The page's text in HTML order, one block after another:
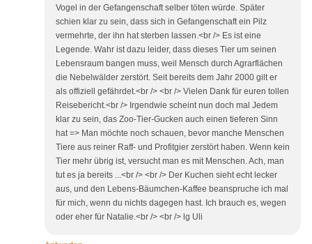
Vogel in der Gefangenschaft selber töten würde. Später
schien klar zu sein, dass sich in Gefangenschaft ein Pilz
vermehrte, der ihn hat sterben lassen.<br /> Es ist eine
Legende. Wahr ist dazu leider, dass dieses Tier um seinen
Lebensraum bangen muss, weil Mensch durch Agrarflächen
die Nebelwälder zerstört. Seit bereits dem Jahr 2000 gilt er
als offiziell gefährdet.<br /> <br /> Vielen Dank für euren tollen
Reisebericht.<br /> Irgendwie scheint nun doch mal Jedem
klar zu sein, das Zoo-Tier-Gucken auch einen tieferen Sinn
hat => Man möchte noch schauen, bevor manche Menschen
Tiere aus reiner Raff- und Profitgier zerstört haben. Wenn kein
Tier mehr übrig ist, versucht man es mit Menschen. Ach, man
tut es ja bereits ...<br /> <br /> Der Kuchen sieht echt lecker
aus, und den Lebens-Bäumchen-Kaffee beanspruche ich mal
für mich, wenn du nichts dagegen hast. Ich brauch es, wegen
oder eher für Natalie.<br /> <br /> lg Uli